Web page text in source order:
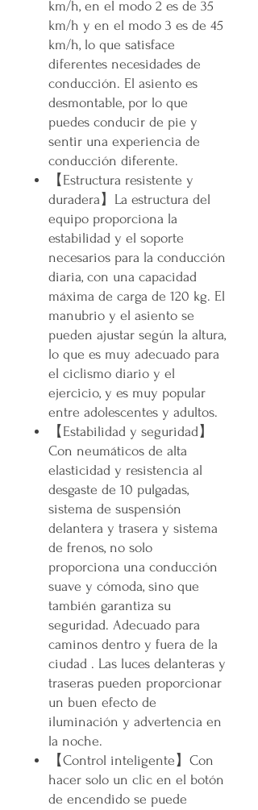
km/h, en el modo 2 es de 35
km/h y en el modo 3 es de 45
km/h, lo que satisface
diferentes necesidades de
conducción. El asiento es
desmontable, por lo que
puedes conducir de pie y
sentir una experiencia de
conducción diferente.
【Estructura resistente y
duradera】La estructura del
equipo proporciona la
estabilidad y el soporte
necesarios para la conducción
diaria, con una capacidad
máxima de carga de 120 kg. El
manubrio y el asiento se
pueden ajustar según la altura,
lo que es muy adecuado para
el ciclismo diario y el
ejercicio, y es muy popular
entre adolescentes y adultos.
【Estabilidad y seguridad】
Con neumáticos de alta
elasticidad y resistencia al
desgaste de 10 pulgadas,
sistema de suspensión
delantera y trasera y sistema
de frenos, no solo
proporciona una conducción
suave y cómoda, sino que
también garantiza su
seguridad. Adecuado para
caminos dentro y fuera de la
ciudad . Las luces delanteras y
traseras pueden proporcionar
un buen efecto de
iluminación y advertencia en
la noche.
【Control inteligente】Con
hacer solo un clic en el botón
de encendido se puede